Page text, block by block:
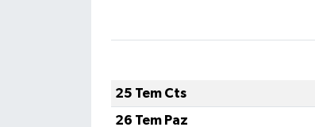
25 Tem Cts
26 Tem Paz